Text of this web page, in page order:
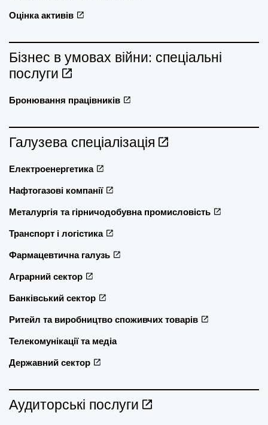
Оцінка активів
Бізнес в умовах війни: спеціальні
послуги
Бронювання працівників
Галузева спеціалізація
Електроенергетика
Нафтогазові компанії
Металургія та гірничодобувна промисловість
Транспорт і логістика
Фармацевтична галузь
Аграрний сектор
Банківський сектор
Ритейл та виробництво споживчих товарів
Телекомунікації та медіа
Державний сектор
Аудиторські послуги